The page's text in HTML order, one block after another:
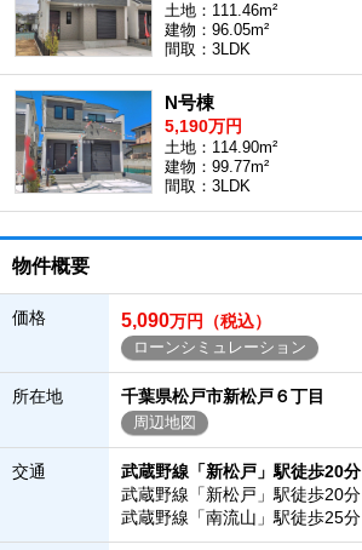
土地：111.46m²
建物：96.05m²
間取：3LDK
N号棟
5,190万円
土地：114.90m²
建物：99.77m²
間取：3LDK
物件概要
価格 5,090万円（税込）
ローンシミュレーション
所在地 千葉県松戸市新松戸６丁目
周辺地図
交通
武蔵野線「新松戸」駅徒歩20分
武蔵野線「新松戸」駅徒歩20分
武蔵野線「南流山」駅徒歩25分